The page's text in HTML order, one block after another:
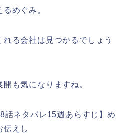
めぐみ。
る会社は見つかるでしょう
も気になりますね。
話ネタバレ15週あらすじ】め
伝えし